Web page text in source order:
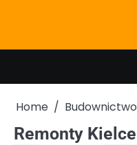
Home Budownictwo
Remonty Kielce